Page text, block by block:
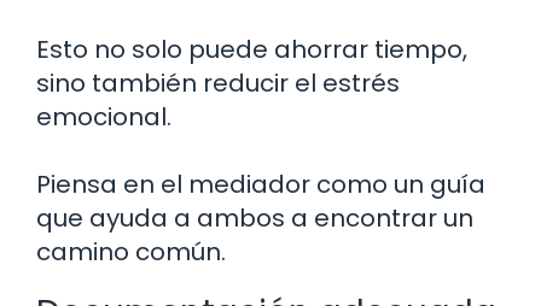
Esto no solo puede ahorrar tiempo,
sino también reducir el estrés
emocional.
Piensa en el mediador como un guía
que ayuda a ambos a encontrar un
camino común.